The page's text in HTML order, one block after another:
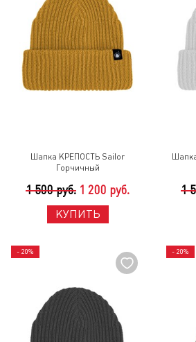
Шапка КРЕПОСТЬ Sailor
Горчичный
1 500 руб. 1 200 руб.
КУПИТЬ
1
- 20% - 20%